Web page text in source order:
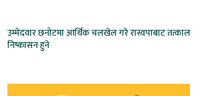
उम्मेदवार छनोटमा आर्थिक चलखेल गरे रास्वपाबाट तत्काल
निष्कासन हुने